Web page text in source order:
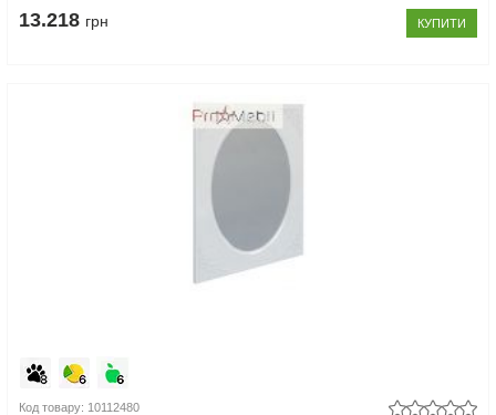
13.218 грн КУПИТИ
Код товару: 10112480